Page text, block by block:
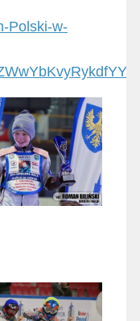
Polski-w-